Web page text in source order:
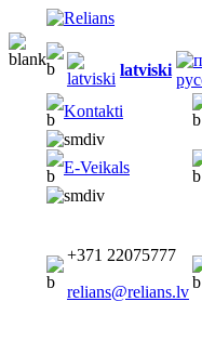
latviski
Kontakti
E-Veikals
+371 22075777
relians@relians.lv